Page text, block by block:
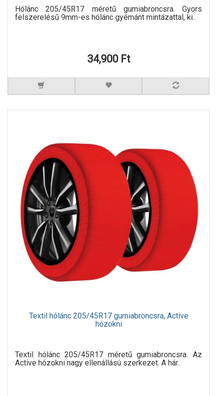
Hólánc 205/45R17 méretű gumiabroncsra. Gyors
felszerelésű 9mm-es hólánc gyémánt mintázattal, ki..
34,900 Ft
Textil hólánc 205/45R17 gumiabroncsra, Active
hózokni
Textil hólánc 205/45R17 méretű gumiabroncsra. Az
Active hózokni nagy ellenállású szerkezet. A hár..